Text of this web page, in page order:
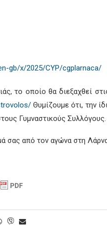
gb/x/2025/CYP/cgplarnaca/
το οποίο θα διεξαχθεί
Θυμίζουμε ότι, την
Γυμναστικούς Συλλόγους.
σας από τον αγώνα στη